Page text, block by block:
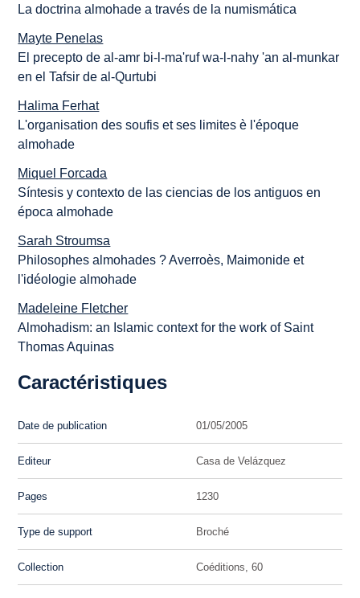
La doctrina almohade a través de la numismática
Mayte Penelas
El precepto de al-amr bi-l-ma'ruf wa-l-nahy 'an al-munkar
en el Tafsir de al-Qurtubi
Halima Ferhat
L'organisation des soufis et ses limites è l'époque
almohade
Miquel Forcada
Síntesis y contexto de las ciencias de los antiguos en
época almohade
Sarah Stroumsa
Philosophes almohades ? Averroès, Maimonide et
l'idéologie almohade
Madeleine Fletcher
Almohadism: an Islamic context for the work of Saint
Thomas Aquinas
Caractéristiques
Date de publication 01/05/2005
Editeur Casa de Velázquez
Pages 1230
Type de support Broché
Collection Coéditions, 60